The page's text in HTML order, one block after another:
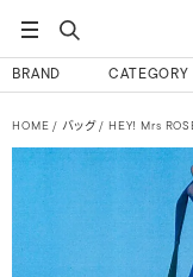
BRAND CATEGORY
HOME バッグ HEY! Mrs